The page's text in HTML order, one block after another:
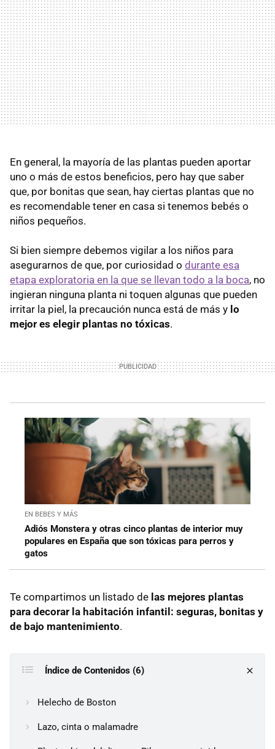
En general, la mayoría de las plantas pueden aportar
uno o más de estos beneficios, pero hay que saber
que, por bonitas que sean, hay ciertas plantas que no
es recomendable tener en casa si tenemos bebés o
niños pequeños.
Si bien siempre debemos vigilar a los niños para
asegurarnos de que, por curiosidad o durante esa
etapa exploratoria en la que se llevan todo a la boca, no
ingieran ninguna planta ni toquen algunas que pueden
irritar la piel, la precaución nunca está de más y lo
mejor es elegir plantas no tóxicas.
EN BEBES Y MÁS
Adiós Monstera y otras cinco plantas de interior muy
populares en España que son tóxicas para perros y
gatos
Te compartimos un listado de las mejores plantas
para decorar la habitación infantil: seguras, bonitas y
de bajo mantenimiento.
Índice de Contenidos (6)
Helecho de Boston
Lazo, cinta o malamadre